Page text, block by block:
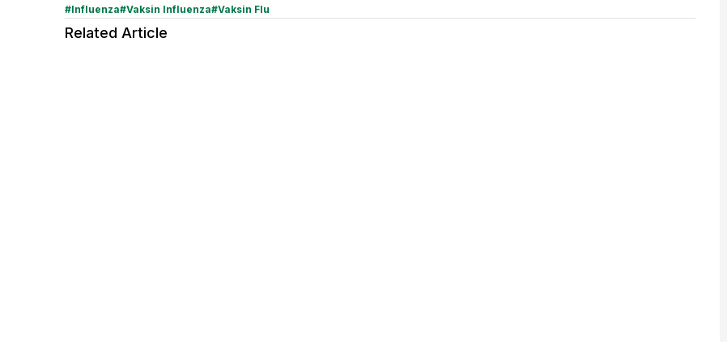
#Influenza#Vaksin Influenza#Vaksin Flu
Related Article